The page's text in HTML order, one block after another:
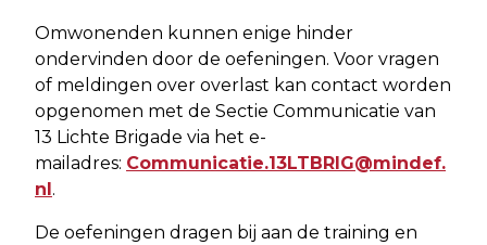
Omwonenden kunnen enige hinder
ondervinden door de oefeningen. Voor vragen
of meldingen over overlast kan contact worden
opgenomen met de Sectie Communicatie van
13 Lichte Brigade via het e-
mailadres: Communicatie.13LTBRIG@mindef.
nl .
De oefeningen dragen bij aan de training en